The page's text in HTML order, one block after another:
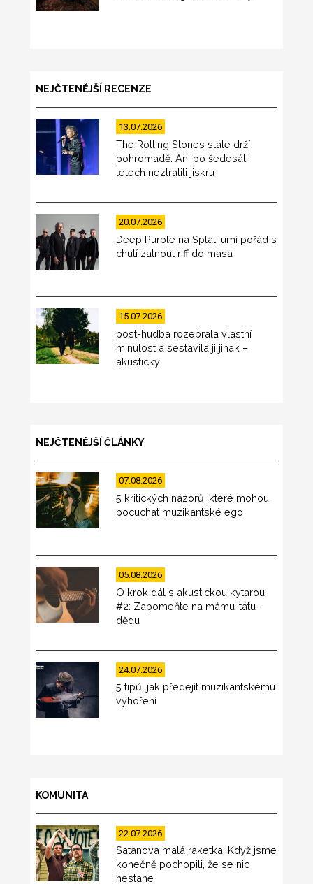
NEJČTENĚJŠÍ RECENZE
13.07.2026
The Rolling Stones stále drží
pohromadě. Ani po šedesáti
letech neztratili jiskru
20.07.2026
Deep Purple na Splat! umí pořád s
chutí zatnout riff do masa
15.07.2026
post-hudba rozebrala vlastní
minulost a sestavila ji jinak –
akusticky
NEJČTENĚJŠÍ ČLÁNKY
07.08.2026
5 kritických názorů, které mohou
pocuchat muzikantské ego
05.08.2026
O krok dál s akustickou kytarou
#2: Zapomeňte na mámu-tátu-
dědu
24.07.2026
5 tipů, jak předejít muzikantskému
vyhoření
KOMUNITA
22.07.2026
Satanova malá raketka: Když jsme
konečně pochopili, že se nic
nestane